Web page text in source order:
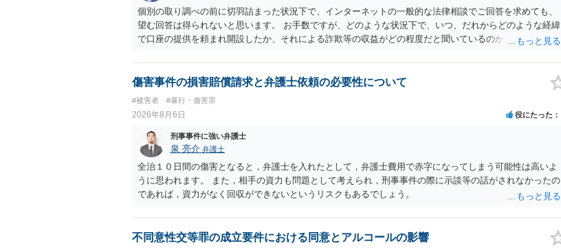
個別の取り調べの前に切羽詰まった状況下で、インターネットの一般的な法律相談でご回答を求めても、
望む回答は得られないと思います。 お手数ですが、どのような状況下で、いつ、だれからどのような経緯
で口座の提供を頼まれ開設したか、それによる詐欺等の収益がどの程度だと聞いているのかということに
でいえば、任意取り調べの場合、ＩＣレコーダーを持参して取り調べ内容を録音することは必須だと考え
ます。
傷害事件の損害賠償請求と弁護士依頼の必要性について
#被害者 #暴行・傷害罪
2026年8月6日 役にたった
刑事事件に強い弁護士
泉 亮介 弁護士
全治１０日間の傷害となると，弁護士を入れたとして，弁護士費用で赤字になってしまう可能性は高いよ
うに思われます。 また，相手の資力も問題として考えられ，刑事事件の際に示談等の話がされなかったの
であれば，資力がなく回収ができないというリスクもあるでしょう。
不同意性交等罪の成立要件における同意とアルコールの影響